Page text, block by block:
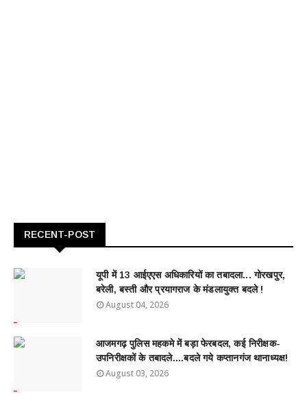
RECENT-POST
यूपी में 13 आईएएस अधिकारियों का तबादला... गोरखपुर,
बरेली, बस्ती और प्रयागराज के मंडलायुक्त बदले !
August 04, 2026
आजमगढ़ पुलिस महकमे में बड़ा फेरबदल, कई निरीक्षक-
उपनिरीक्षकों के तबादले....बदले गये कप्तानगंज थानाध्यक्ष!
August 03, 2026